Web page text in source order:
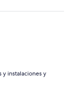
y instalaciones y